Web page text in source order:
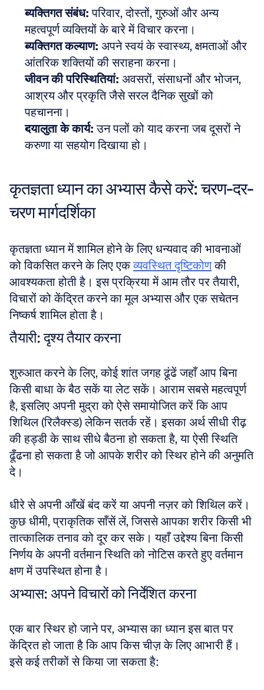
व्यक्तिगत संबंध: परिवार, दोस्तों, गुरुओं और अन्य
महत्वपूर्ण व्यक्तियों के बारे में विचार करना।
व्यक्तिगत कल्याण: अपने स्वयं के स्वास्थ्य, क्षमताओं और
आंतरिक शक्तियों की सराहना करना।
जीवन की परिस्थितियां: अवसरों, संसाधनों और भोजन,
आश्रय और प्रकृति जैसे सरल दैनिक सुखों को
पहचानना।
दयालुता के कार्य: उन पलों को याद करना जब दूसरों ने
करुणा या सहयोग दिखाया हो।
कृतज्ञता ध्यान का अभ्यास कैसे करें: चरण-दर-
चरण मार्गदर्शिका
कृतज्ञता ध्यान में शामिल होने के लिए धन्यवाद की भावनाओं
को विकसित करने के लिए एक व्यवस्थित दृष्टिकोण की
आवश्यकता होती है। इस प्रक्रिया में आम तौर पर तैयारी,
विचारों को केंद्रित करने का मूल अभ्यास और एक सचेतन
निष्कर्ष शामिल होता है।
तैयारी: दृश्य तैयार करना
शुरुआत करने के लिए, कोई शांत जगह ढूंढें जहाँ आप बिना
किसी बाधा के बैठ सकें या लेट सकें। आराम सबसे महत्वपूर्ण
है, इसलिए अपनी मुद्रा को ऐसे समायोजित करें कि आप
शिथिल (रिलैक्स्ड) लेकिन सतर्क रहें। इसका अर्थ सीधी रीढ़
की हड्डी के साथ सीधे बैठना हो सकता है, या ऐसी स्थिति
ढूँढना हो सकता है जो आपके शरीर को स्थिर होने की अनुमति
दे।
धीरे से अपनी आँखें बंद करें या अपनी नज़र को शिथिल करें।
कुछ धीमी, प्राकृतिक साँसें लें, जिससे आपका शरीर किसी भी
तात्कालिक तनाव को दूर कर सके। यहाँ उद्देश्य बिना किसी
निर्णय के अपनी वर्तमान स्थिति को नोटिस करते हुए वर्तमान
क्षण में उपस्थित होना है।
अभ्यास: अपने विचारों को निर्देशित करना
एक बार स्थिर हो जाने पर, अभ्यास का ध्यान इस बात पर
केंद्रित हो जाता है कि आप किस चीज़ के लिए आभारी हैं।
इसे कई तरीकों से किया जा सकता है: